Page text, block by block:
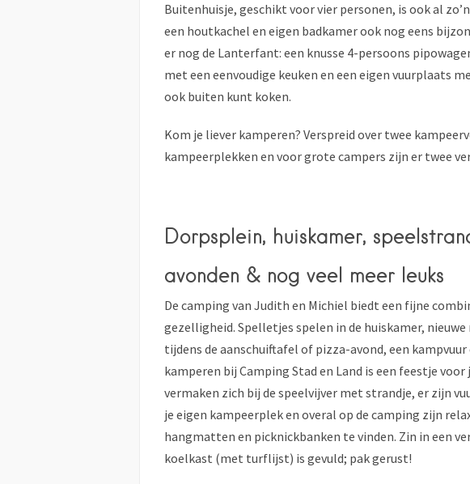
Buitenhuisje, geschikt voor vier personen, is ook al
een houtkachel en eigen badkamer ook nog eens
er nog de Lanterfant: een knusse 4-persoons
met een eenvoudige keuken en een eigen vuurplaats
ook buiten kunt koken.
Kom je liever kamperen? Verspreid over twee
kampeerplekken en voor grote campers zijn er twee
Dorpsplein, huiskamer,
avonden & nog veel meer leuks
De camping van Judith en Michiel biedt een fijne
gezelligheid. Spelletjes spelen in de huiskamer,
tijdens de aanschuiftafel of pizza-avond, een
kamperen bij Camping Stad en Land is een feestje voor
vermaken zich bij de speelvijver met strandje, er zijn
je eigen kampeerplek en overal op de camping zijn
hangmatten en picknickbanken te vinden. Zin in een
koelkast (met turflijst) is gevuld; pak gerust!